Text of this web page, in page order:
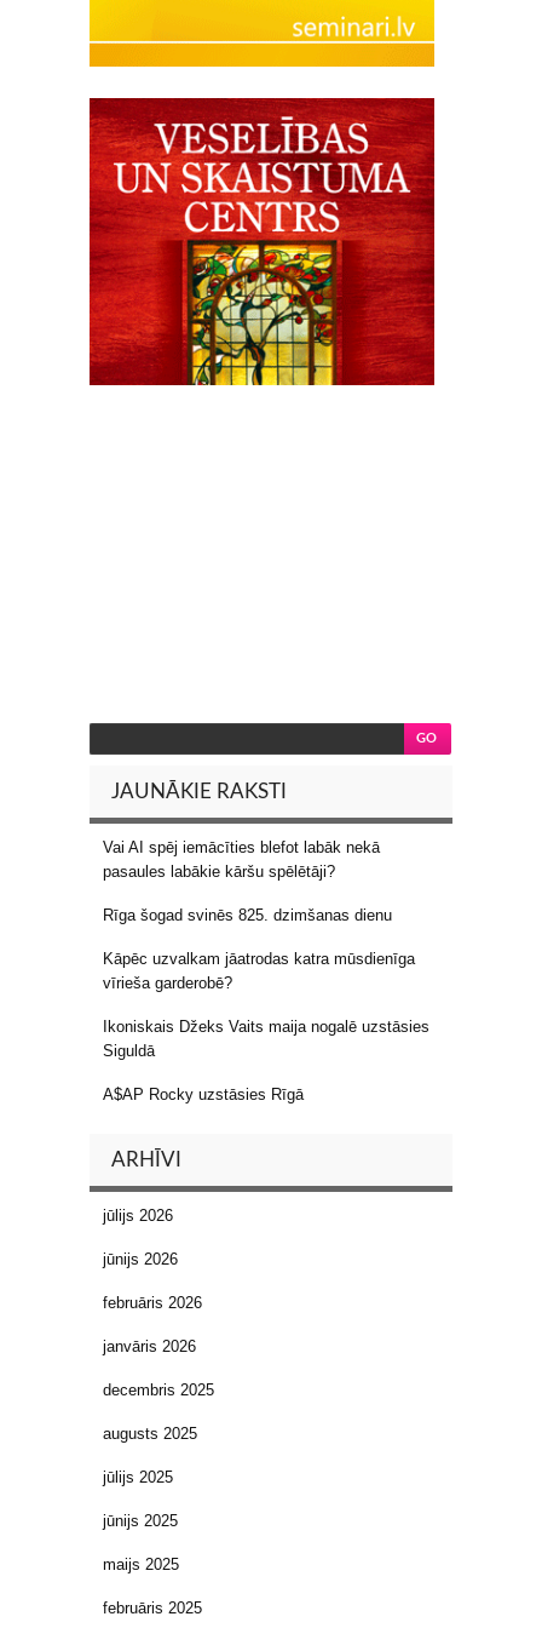
JAUNĀKIE RAKSTI
Vai AI spēj iemācīties blefot labāk nekā
pasaules labākie kāršu spēlētāji?
Rīga šogad svinēs 825. dzimšanas dienu
Kāpēc uzvalkam jāatrodas katra mūsdienīga
vīrieša garderobē?
Ikoniskais Džeks Vaits maija nogalē uzstāsies
Siguldā
A$AP Rocky uzstāsies Rīgā
ARHĪVI
jūlijs 2026
jūnijs 2026
februāris 2026
janvāris 2026
decembris 2025
augusts 2025
jūlijs 2025
jūnijs 2025
maijs 2025
februāris 2025